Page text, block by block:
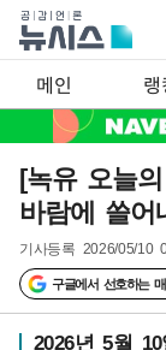
메인 랭
[녹유 오늘
바람에 쓸어
기사등록 2026/05/10
구글에서 선호하는
2026년 5월